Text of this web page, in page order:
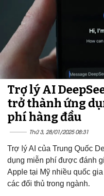
Trợ lý AI
trở thành ứng
phí hàng đầu
Thứ 3, 28/01/2025 08:31
Trợ lý AI của Trung Quốc
dụng miễn phí được đánh
Apple tại Mỹ nhiều quốc
các đối thủ trong ngành.